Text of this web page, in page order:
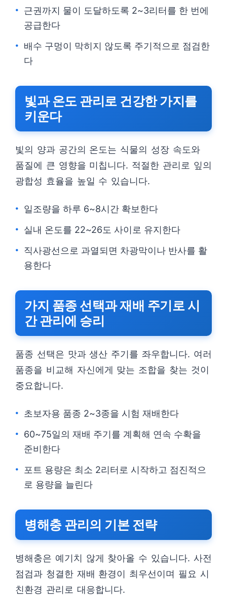
근권까지 물이 도달하도록 2~3리터를 한 번에
공급한다
배수 구멍이 막히지 않도록 주기적으로 점검한
다
빛과 온도 관리로 건강한 가지를
키운다
빛의 양과 공간의 온도는 식물의 성장 속도와
품질에 큰 영향을 미칩니다. 적절한 관리로 잎의
광합성 효율을 높일 수 있습니다.
일조량을 하루 6~8시간 확보한다
실내 온도를 22~26도 사이로 유지한다
직사광선으로 과열되면 차광막이나 반사를 활
용한다
가지 품종 선택과 재배 주기로 시
간 관리에 승리
품종 선택은 맛과 생산 주기를 좌우합니다. 여러
품종을 비교해 자신에게 맞는 조합을 찾는 것이
중요합니다.
초보자용 품종 2~3종을 시험 재배한다
60~75일의 재배 주기를 계획해 연속 수확을
준비한다
포트 용량은 최소 2리터로 시작하고 점진적으
로 용량을 늘린다
병해충 관리의 기본 전략
병해충은 예기치 않게 찾아올 수 있습니다. 사전
점검과 청결한 재배 환경이 최우선이며 필요 시
친환경 관리로 대응합니다.